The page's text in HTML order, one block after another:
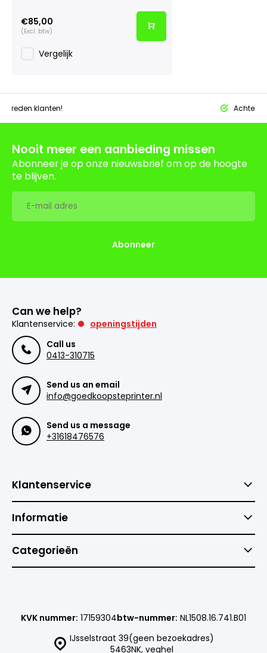
€85,00
(Excl. btw)
Vergelijk
klanten! Achteraf
Nooit meer een aanbieding missen
Abonneer je op onze nieuwsbrief om op de hoogte
te blijven.
Abonneer
Can we help?
Klantenservice:
openingstijden
Call us
0413-310715
Send us an email
info@goedkoopsteprinter.nl
Send us a message
+31618476576
Klantenservice
Informatie
Categorieën
IJsselstraat 39(geen bezoekadres)
5463NK, veghel
KVK nummer: 17159304btw-nummer: NL1508.16.741.B01